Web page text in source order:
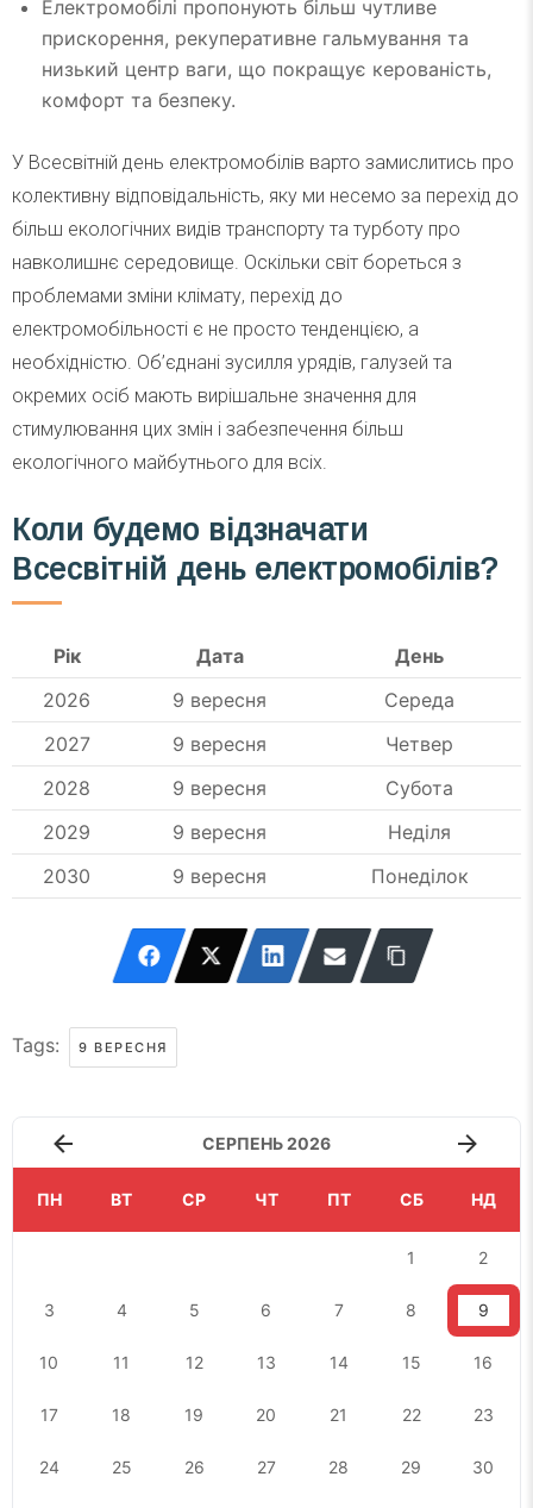
Електромобілі пропонують більш чутливе
прискорення, рекуперативне гальмування та
низький центр ваги, що покращує керованість,
комфорт та безпеку.
У Всесвітній день електромобілів варто замислитись про
колективну відповідальність, яку ми несемо за перехід до
більш екологічних видів транспорту та турботу про
навколишнє середовище. Оскільки світ бореться з
проблемами зміни клімату, перехід до
електромобільності є не просто тенденцією, а
необхідністю. Об’єднані зусилля урядів, галузей та
окремих осіб мають вирішальне значення для
стимулювання цих змін і забезпечення більш
екологічного майбутнього для всіх.
Коли будемо відзначати
Всесвітній день електромобілів?
Рік Дата
День
2026
9 вересня
Середа
2027
9 вересня
Четвер
2028
9 вересня
Субота
2029
9 вересня
Неділя
2030
9 вересня Понеділок
Tags: 9 ВЕРЕСНЯ
СЕРПЕНЬ 2026
ПН ВТ СР ЧТ ПТ СБ НД
1 2
3 4 5 6 7 8 9
10 11 12 13 14 15 16
17 18 19 20 21 22 23
24 25 26 27 28 29 30